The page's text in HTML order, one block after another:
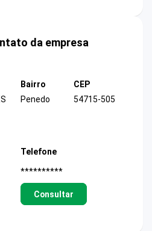
da empresa
Bairro
Penedo
CEP
54715-505
Telefone
**********
Consultar